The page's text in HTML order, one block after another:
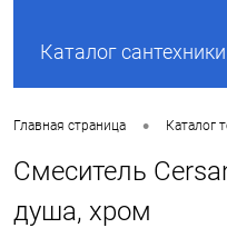
Каталог сантехники
Главная страница • Каталог
Смеситель
душа, хром